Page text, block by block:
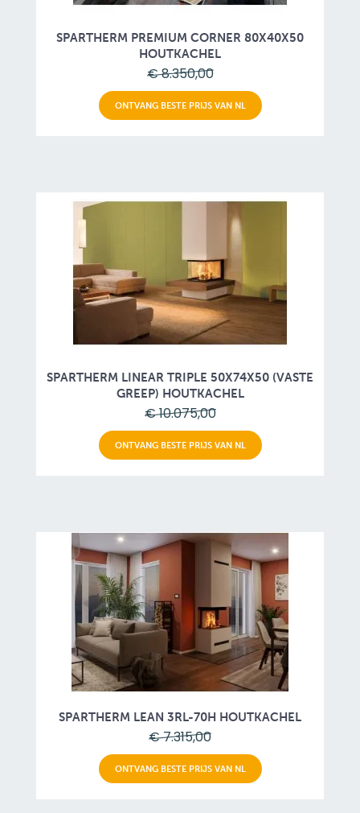
SPARTHERM PREMIUM CORNER 80X40X50
HOUTKACHEL
€ 8.350,00
ONTVANG BESTE PRIJS VAN NL
SPARTHERM LINEAR TRIPLE 50X74X50 (VASTE
GREEP) HOUTKACHEL
€ 10.075,00
ONTVANG BESTE PRIJS VAN NL
SPARTHERM LEAN 3RL-70H HOUTKACHEL
€ 7.315,00
ONTVANG BESTE PRIJS VAN NL